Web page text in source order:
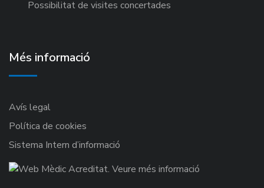
Possibilitat de visites concertades
Més informació
Avís legal
Política de cookies
Sistema Intern d’informació